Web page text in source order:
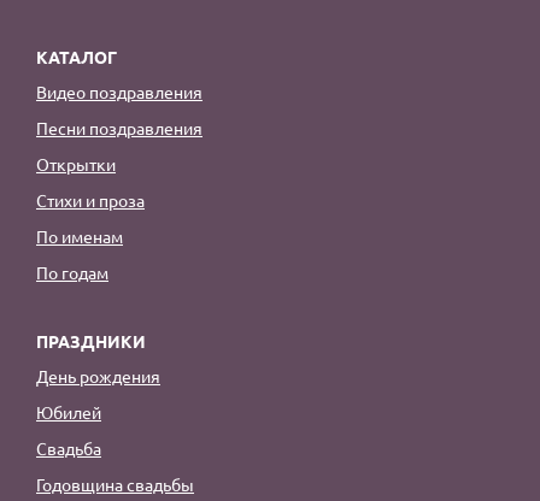
КАТАЛОГ
Видео поздравления
Песни поздравления
Открытки
Стихи и проза
По именам
По годам
ПРАЗДНИКИ
День рождения
Юбилей
Свадьба
Годовщина свадьбы